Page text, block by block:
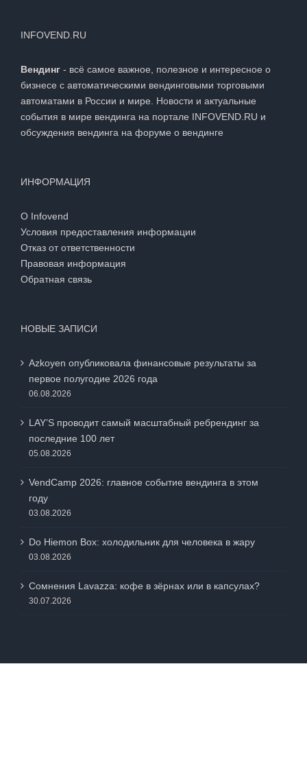
Вендинг - всё самое важное, полезное и интересное о
бизнесе с автоматическими вендинговыми торговыми
автоматами в России и мире. Новости и актуальные
события в мире вендинга на портале INFOVEND.RU и
О Infovend
Условия предоставления информации
Отказ от ответственности
Правовая информация
Azkoyen опубликовала финансовые результаты за
первое полугодие 2026 года
LAY’S проводит самый масштабный ребрендинг за
последние 100 лет
VendCamp 2026: главное событие вендинга в этом
году
Do Hiemon Box: холодильник для человека в жару
Сомнения Lavazza: кофе в зёрнах или в капсулах?